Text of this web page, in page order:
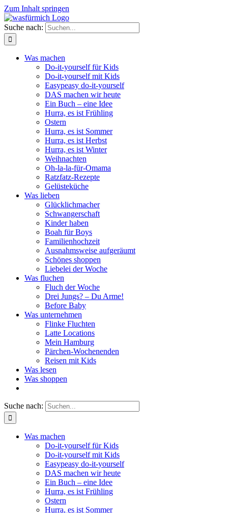
Zum Inhalt springen
Suche nach:
Was machen
Do-it-yourself für Kids
Do-it-yourself mit Kids
Easypeasy do-it-yourself
DAS machen wir heute
Ein Buch – eine Idee
Hurra, es ist Frühling
Ostern
Hurra, es ist Sommer
Hurra, es ist Herbst
Hurra, es ist Winter
Weihnachten
Oh-la-la-für-Omama
Ratzfatz-Rezepte
Gelüsteküche
Was lieben
Glücklichmacher
Schwangerschaft
Kinder haben
Boah für Boys
Familienhochzeit
Ausnahmsweise aufgeräumt
Schönes shoppen
Liebelei der Woche
Was fluchen
Fluch der Woche
Drei Jungs? – Du Arme!
Before Baby
Was unternehmen
Flinke Fluchten
Latte Locations
Mein Hamburg
Pärchen-Wochenenden
Reisen mit Kids
Was lesen
Was shoppen
Suche nach:
Was machen
Do-it-yourself für Kids
Do-it-yourself mit Kids
Easypeasy do-it-yourself
DAS machen wir heute
Ein Buch – eine Idee
Hurra, es ist Frühling
Ostern
Hurra, es ist Sommer